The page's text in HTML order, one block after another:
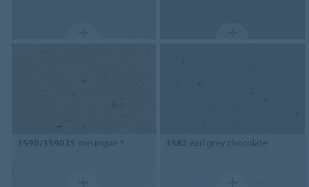
3590/359035 meringue * 3582 earl grey chocolate